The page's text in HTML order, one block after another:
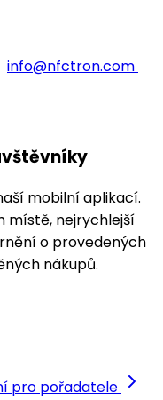
info@nfctron.com
mobilní aplikací.
místě, nejrychlejší
o provedených
nákupů.
pro pořadatele